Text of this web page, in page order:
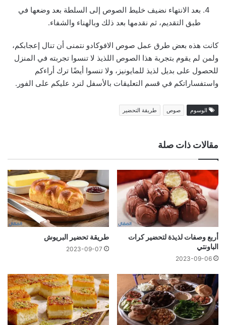
بعد الانتهاء نضيف خليط الصوص إلى السلطة بعد وضعها في
طبق التقديم، ثم نقدمها بعد ذلك وبالهناء والشفاء.
كانت هذه بعض طرق عمل صوص الافوكادو نتمنى أن تنال إعجابكم،
ولمن لم يقوم بتجربة هذا الصوص اللذيذ لا تنسوا تجربته في المنزل
للحصول على بديل لذيذ للمايونيز، ولا تنسوا أيضًا ترك أراءكم
واستفساراتكم في قسم التعليقات بالأسفل لنرد عليكم على الفور.
الوسوم صوص طريقة التحضير
مقالات ذات صلة
أربع وصفات لذيذة لتحضير كرات
الباونتي
2023-09-06
طريقة تحضير البريوش
2023-09-07